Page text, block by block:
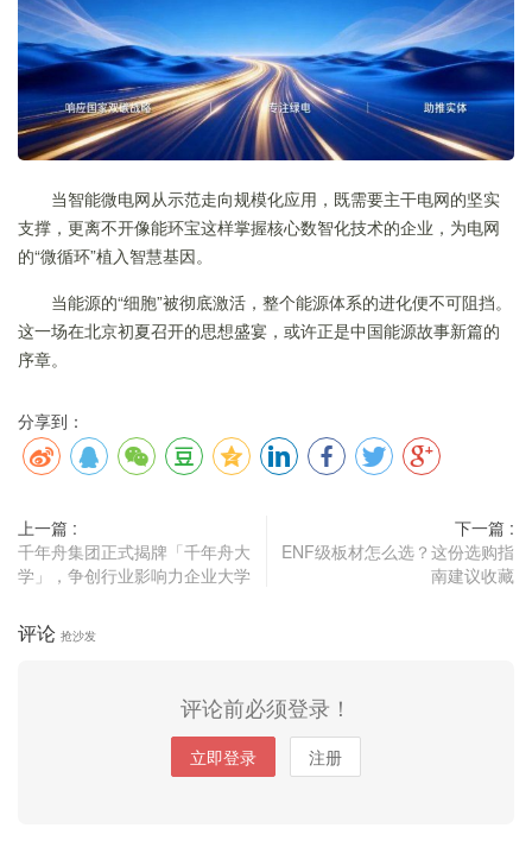
当智能微电网从示范走向规模化应用，既需要主干电网的坚实
支撑，更离不开像能环宝这样掌握核心数智化技术的企业，为电网
的“微循环”植入智慧基因。
当能源的“细胞”被彻底激活，整个能源体系的进化便不可阻挡。
这一场在北京初夏召开的思想盛宴，或许正是中国能源故事新篇的
序章。
分享到：
上一篇 :
千年舟集团正式揭牌「千年舟大
学」，争创行业影响力企业大学
下一篇 :
ENF级板材怎么选？这份选购指
南建议收藏
评论 抢沙发
评论前必须登录！
立即登录 注册